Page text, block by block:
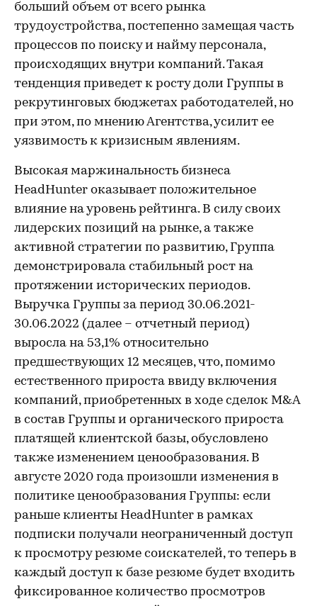
больший объем от всего рынка
трудоустройства, постепенно замещая часть
процессов по поиску и найму персонала,
происходящих внутри компаний. Такая
тенденция приведет к росту доли Группы в
рекрутинговых бюджетах работодателей, но
при этом, по мнению Агентства, усилит ее
уязвимость к кризисным явлениям.
Высокая маржинальность бизнеса
HeadHunter оказывает положительное
влияние на уровень рейтинга. В силу своих
лидерских позиций на рынке, а также
активной стратегии по развитию, Группа
демонстрировала стабильный рост на
протяжении исторических периодов.
Выручка Группы за период 30.06.2021-
30.06.2022 (далее – отчетный период)
выросла на 53,1% относительно
предшествующих 12 месяцев, что, помимо
естественного прироста ввиду включения
компаний, приобретенных в ходе сделок M&A
в состав Группы и органического прироста
платящей клиентской базы, обусловлено
также изменением ценообразования. В
августе 2020 года произошли изменения в
политике ценообразования Группы: если
раньше клиенты HeadHunter в рамках
подписки получали неограниченный доступ
к просмотру резюме соискателей, то теперь в
каждый доступ к базе резюме будет входить
фиксированное количество просмотров